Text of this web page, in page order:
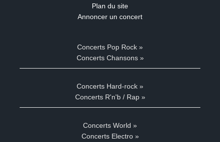
Plan du site
Annoncer un concert
Concerts Pop Rock »
Concerts Chansons »
Concerts Hard-rock »
Concerts R'n'b / Rap »
Concerts World »
Concerts Electro »